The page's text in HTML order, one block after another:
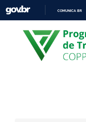
COMUNICA BR